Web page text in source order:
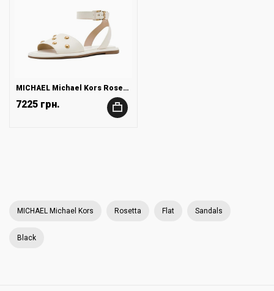
MICHAEL Michael Kors Rosetta Flat Sandals
7225 грн. +
MICHAEL Michael Kors Rosetta Flat Sandals
Black